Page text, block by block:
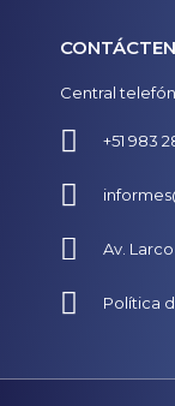
Central
+51 983
Av.
Política